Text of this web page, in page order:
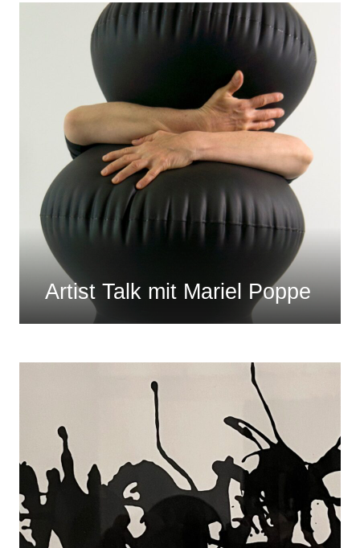
KünstlerInnen.
Artist Talk mit Mariel Poppe